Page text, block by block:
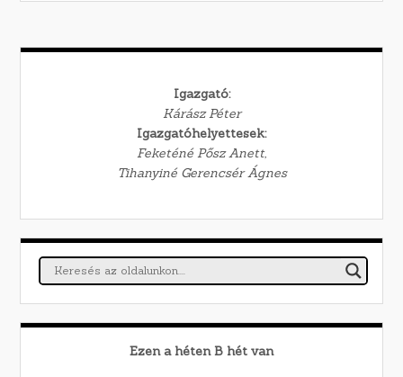
Igazgató:
Kárász Péter
Igazgatóhelyettesek:
Feketéné Pősz Anett,
Tihanyiné Gerencsér Ágnes
Ezen a héten B hét van